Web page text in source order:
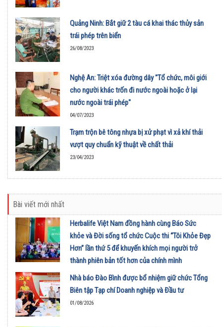
Quảng Ninh: Bắt giữ 2 tàu cá khai thác thủy sản
trái phép trên biển
26/08/2023
Nghệ An: Triệt xóa đường dây "Tổ chức, môi giới
cho người khác trốn đi nước ngoài hoặc ở lại
nước ngoài trái phép"
04/07/2023
Trạm trộn bê tông nhựa bị xử phạt vì xả khí thải
vượt quy chuẩn kỹ thuật về chất thải
23/04/2023
Bài viết mới nhất
Herbalife Việt Nam đồng hành cùng Báo Sức
khỏe và Đời sống tổ chức Cuộc thi “Tôi Khỏe Đẹp
Hơn” lần thứ 5 để khuyến khích mọi người trở
thành phiên bản tốt hơn của chính mình
01/08/2026
Nhà báo Đào Bình được bổ nhiệm giữ chức Tổng
Biên tập Tạp chí Doanh nghiệp và Đầu tư
01/08/2026